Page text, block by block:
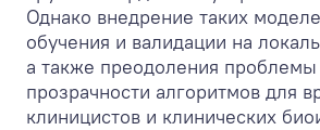
Однако внедрение таких
обучения и валидации на
а также преодоления проблемы
прозрачности алгоритмов для
клиницистов и клинических